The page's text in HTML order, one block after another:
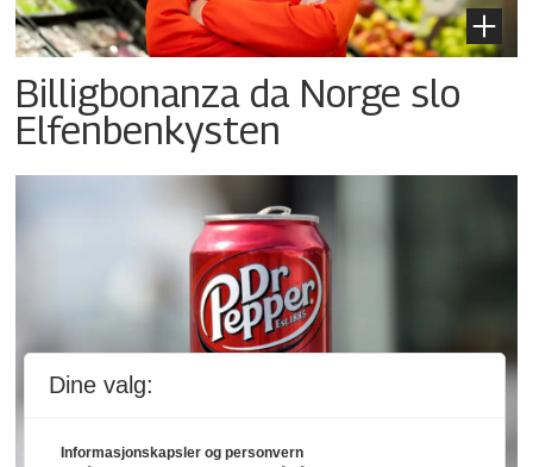
Billigbonanza da Norge slo
Elfenbenkysten
Dine valg:
Informasjonskapsler og personvern